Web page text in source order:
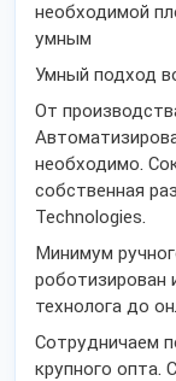
необходимой
умным
Умный подход
От
необходимо.
собственная
Technologies.
Минимум
роботизирован
технолога до
Сотрудничаем
крупного опта.